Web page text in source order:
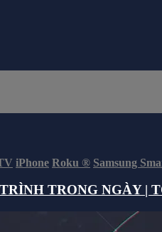
iPhone Roku ® Samsung
TRONG NGÀY |